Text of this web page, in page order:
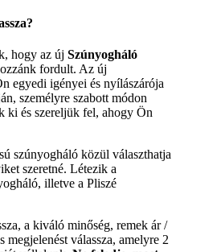
hogy az új Szúnyogháló
fordult. Az új
egyedi igényei és nyílászárója
személyre szabott módon
ki és szereljük fel, ahogy Ön
szúnyogháló közül választhatja
szeretné. Létezik a
illetve a Pliszé
a kiváló minőség, remek ár /
megjelenést válassza, amelyre 2